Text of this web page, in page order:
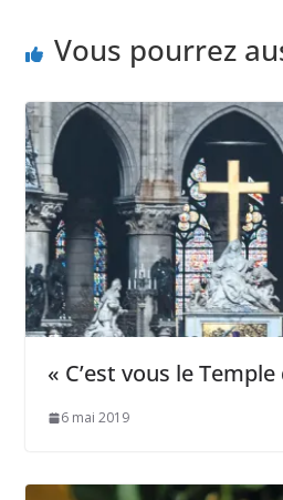
Vous pourrez
« C’est vous le
6 mai 2019